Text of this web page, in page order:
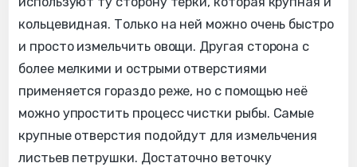
кольцевидная. Только на ней можно очень быстро
и просто измельчить овощи. Другая сторона с
более мелкими и острыми отверстиями
применяется гораздо реже, но с помощью неё
можно упростить процесс чистки рыбы. Самые
крупные отверстия подойдут для измельчения
листьев петрушки. Достаточно веточку